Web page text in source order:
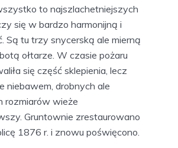
to najszlachetniejszych
się w bardzo harmonijną i
Są tu trzy snycerską ale mierną
ołtarze. W czasie pożaru
się część sklepienia, lecz
niebawem, drobnych ale
rozmiarów wieże
Gruntownie zrestaurowano
1876 r. i znowu poświęcono.